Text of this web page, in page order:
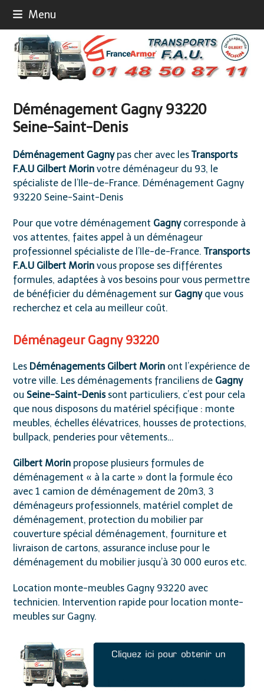
content
Menu
Déménagement Gagny 93220
Seine-Saint-Denis
Déménagement Gagnypas cher avec lesTransports
F.A.U Gilbert Morin votre déménageur du 93, le
spécialiste de l’Ile-de-France. Déménagement Gagny
93220 Seine-Saint-Denis
Pour que votre déménagement Gagnycorresponde à
vos attentes, faites appel à un déménageur
professionnel spécialiste de l’Ile-de-France.Transports
F.A.U Gilbert Morin vous propose ses différentes
formules, adaptées à vos besoins pour vous permettre
de bénéficier du déménagement sur Gagnyque vous
recherchez et cela au meilleur coût.
Déménageur Gagny 93220
Les Déménagements Gilbert Morin ont l’expérience de
votre ville. Les déménagements franciliens de Gagny
ouSeine-Saint-Denissont particuliers, c’est pour cela
que nous disposons du matériel spécifique : monte
meubles, échelles élévatrices, housses de protections,
bullpack, penderies pour vêtements…
Gilbert Morin propose plusieurs formules de
déménagement « à la carte » dont la formule éco
avec 1 camion de déménagement de 20m3, 3
déménageurs professionnels, matériel complet de
déménagement, protection du mobilier par
couverture spécial déménagement, fourniture et
livraison de cartons, assurance incluse pour le
déménagement du mobilier jusqu’à 30 000 euros etc.
Location monte-meubles Gagny 93220 avec
technicien. Intervention rapide pour location monte-
meubles sur Gagny.